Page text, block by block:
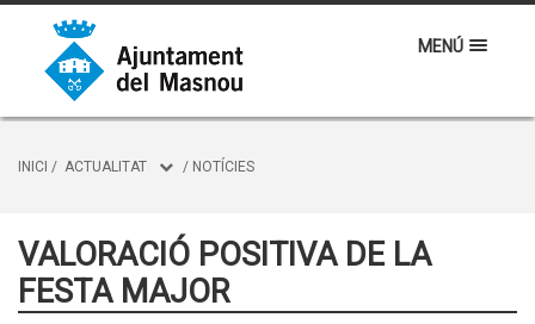
MENÚ
INICI / ACTUALITAT / NOTÍCIES
VALORACIÓ POSITIVA DE LA
FESTA MAJOR